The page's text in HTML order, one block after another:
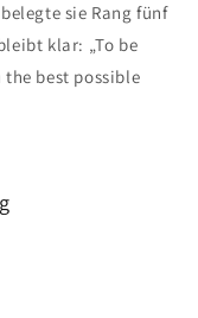
sie Rang fünf
klar: „To be
best possible